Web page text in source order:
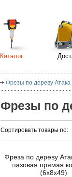
Каталог
Фрезы по дереву
Фрезы по
Сортировать товары по:
Фреза по дереву
пазовая прямая
(6х8х49)